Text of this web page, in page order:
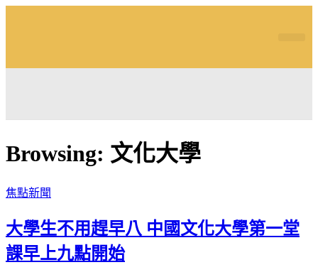
Browsing: 文化大學
焦點新聞
大學生不用趕早八 中國文化大學第一堂
課早上九點開始